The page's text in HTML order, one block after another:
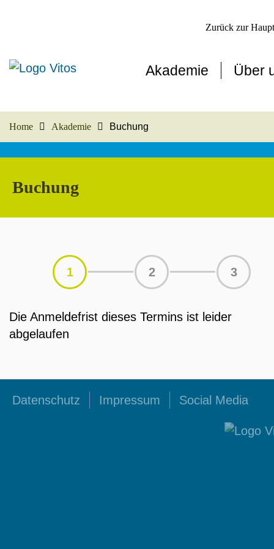
Zurück zur
Akademie Über
Home Akademie Buchung
Buchung
1 2 3
Die Anmeldefrist dieses Termins ist leider
abgelaufen
Datenschutz Impressum Social Media